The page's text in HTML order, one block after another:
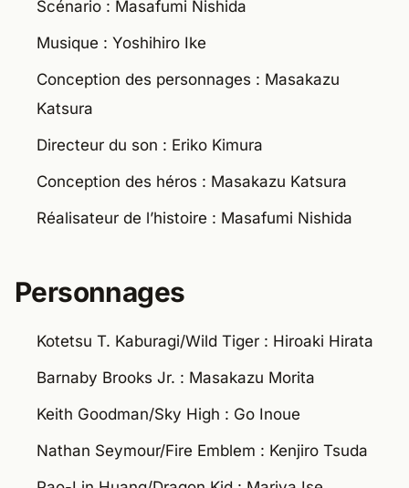
Scénario : Masafumi Nishida
Musique : Yoshihiro Ike
Conception des personnages : Masakazu
Katsura
Directeur du son : Eriko Kimura
Conception des héros : Masakazu Katsura
Réalisateur de l’histoire : Masafumi Nishida
Personnages
Kotetsu T. Kaburagi/Wild Tiger : Hiroaki Hirata
Barnaby Brooks Jr. : Masakazu Morita
Keith Goodman/Sky High : Go Inoue
Nathan Seymour/Fire Emblem : Kenjiro Tsuda